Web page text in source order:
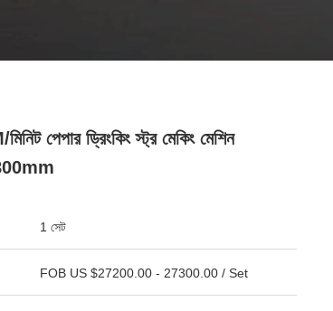
পেপার ড্রিংকিং স্ট্র মেকিং মেশিন
1 সেট
FOB US $27200.00 - 27300.00 / Set